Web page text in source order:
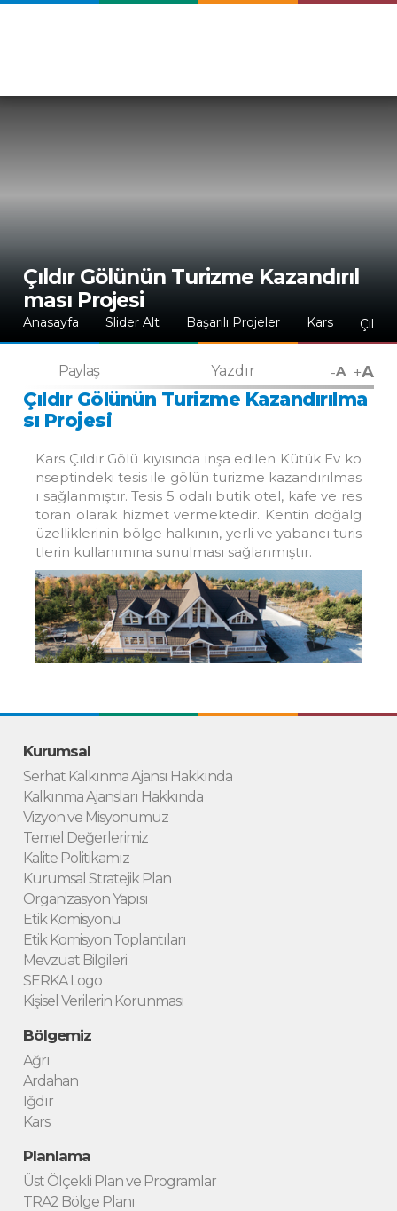
Çıldır Gölünün Turizme Kazandırıl
ması Projesi
Anasayfa Slider Alt Başarılı Projeler Kars
Çıldır Gölünün Turizme Kazandırılma
sı Projesi
Paylaş Yazdır -A +A
Kars Çıldır Gölü kıyısında inşa edilen Kütük Ev ko
nseptindeki tesis ile gölün turizme kazandırılmas
ı sağlanmıştır. Tesis 5 odalı butik otel, kafe ve res
toran olarak hizmet vermektedir. Kentin doğalg
üzelliklerinin bölge halkının, yerli ve yabancı turis
tlerin kullanımına sunulması sağlanmıştır.
Kurumsal
Serhat Kalkınma Ajansı Hakkında
Kalkınma Ajansları Hakkında
Vizyon ve Misyonumuz
Temel Değerlerimiz
Kalite Politikamız
Kurumsal Stratejik Plan
Organizasyon Yapısı
Etik Komisyonu
Etik Komisyon Toplantıları
Mevzuat Bilgileri
SERKA Logo
Kişisel Verilerin Korunması
Bölgemiz
Ağrı
Ardahan
Iğdır
Kars
Planlama
Üst Ölçekli Plan ve Programlar
TRA2 Bölge Planı